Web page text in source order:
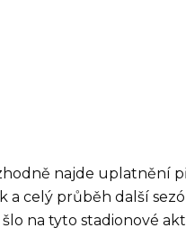
najde uplatnění
a celý průběh další
na tyto stadionové